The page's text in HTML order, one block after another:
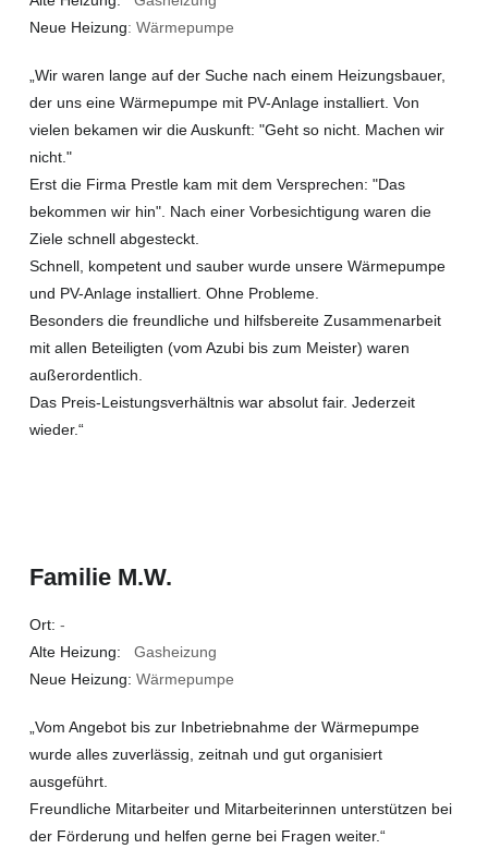
Neue Heizung: Wärmepumpe
„Wir waren lange auf der Suche nach einem Heizungsbauer,
der uns eine Wärmepumpe mit PV-Anlage installiert. Von
vielen bekamen wir die Auskunft: "Geht so nicht. Machen wir
nicht."
Erst die Firma Prestle kam mit dem Versprechen: "Das
bekommen wir hin". Nach einer Vorbesichtigung waren die
Ziele schnell abgesteckt.
Schnell, kompetent und sauber wurde unsere Wärmepumpe
und PV-Anlage installiert. Ohne Probleme.
Besonders die freundliche und hilfsbereite Zusammenarbeit
mit allen Beteiligten (vom Azubi bis zum Meister) waren
außerordentlich.
Das Preis-Leistungsverhältnis war absolut fair. Jederzeit
wieder.“
Familie M.W.
Ort: -
Alte Heizung: Gasheizung
Neue Heizung: Wärmepumpe
„Vom Angebot bis zur Inbetriebnahme der Wärmepumpe
wurde alles zuverlässig, zeitnah und gut organisiert
ausgeführt.
Freundliche Mitarbeiter und Mitarbeiterinnen unterstützen bei
der Förderung und helfen gerne bei Fragen weiter.“